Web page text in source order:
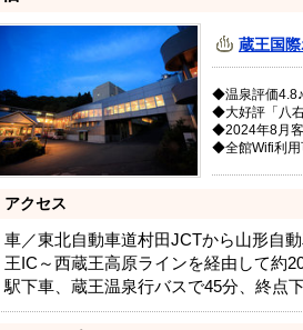
蔵王国
◆温泉評価
◆大好評「八
◆2024年8月
◆全館Wifi利用
アクセス
車／東北自動車道村田JCTから山形自
王IC～西蔵王高原ラインを経由して約
駅下車、蔵王温泉行バスで45分、終点